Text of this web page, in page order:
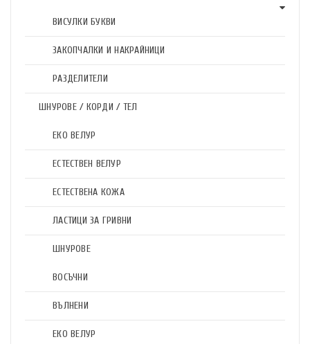
ВИСУЛКИ БУКВИ
ЗАКОПЧАЛКИ И НАКРАЙНИЦИ
РАЗДЕЛИТЕЛИ
ШНУРОВЕ / КОРДИ / ТЕЛ
ЕКО ВЕЛУР
ЕСТЕСТВЕН ВЕЛУР
ЕСТЕСТВЕНА КОЖА
ЛАСТИЦИ ЗА ГРИВНИ
ШНУРОВЕ
ВОСЪЧНИ
ВЪЛНЕНИ
ЕКО ВЕЛУР